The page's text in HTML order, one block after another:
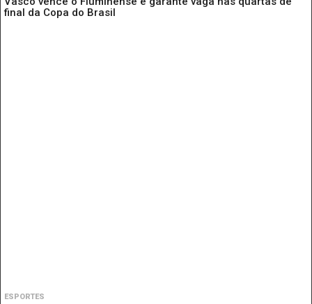
final da Copa do Brasil
ESPORTES